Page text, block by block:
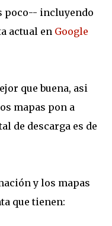
poco-- incluyendo
actual en Google
que buena, asi
mapas pon a
de descarga es de
y los mapas
que tienen: